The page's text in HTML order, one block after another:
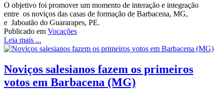
O objetivo foi promover um momento de interação e integração
entre os noviços das casas de formação de Barbacena, MG,
e Jaboatão do Guararapes, PE.
Publicado em Vocações
Leia mais ...
Noviços salesianos fazem os primeiros
votos em Barbacena (MG)